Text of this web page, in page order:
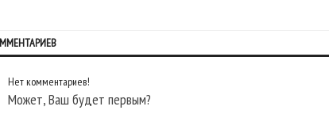
Нет комментариев!
Может, Ваш будет первым?